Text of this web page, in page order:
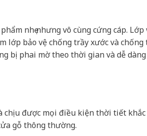
nhẹ nhưng vô cùng cứng cáp. Lớp
lớp bảo vệ chống trầy xước và chống
bị phai mờ theo thời gian và dễ
chịu được mọi điều kiện thời tiết khắc
gỗ thông thường.